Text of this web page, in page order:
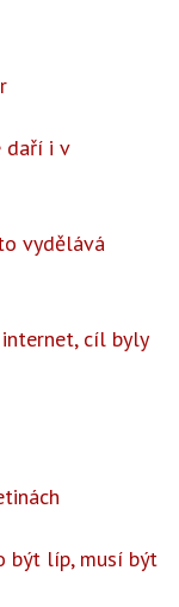
daří i v
vydělává
cíl byly
být líp, musí být